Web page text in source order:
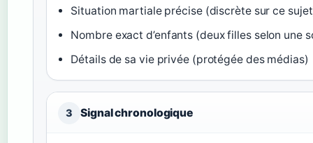
Situation martiale précise (discrète sur ce
Nombre exact d’enfants (deux filles selon une
Détails de sa vie privée (protégée des médias)
3 Signal chronologique